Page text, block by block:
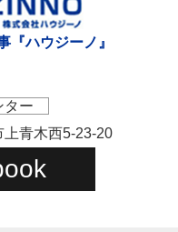
『ハウジーノ』
ター
青木西5-23-20